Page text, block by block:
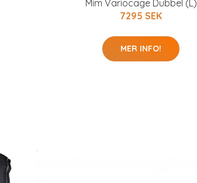
Mim Variocage Dubbel (L)
7295 SEK
MER INFO!